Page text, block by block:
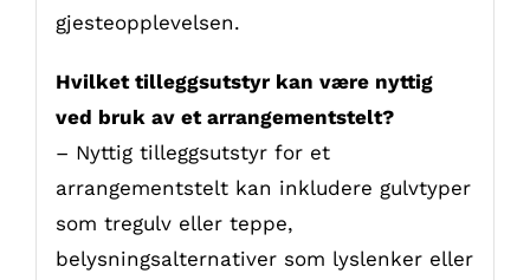
gjesteopplevelsen.
Hvilket tilleggsutstyr kan være nyttig
ved bruk av et arrangementstelt?
– Nyttig tilleggsutstyr for et
arrangementstelt kan inkludere gulvtyper
som tregulv eller teppe,
belysningsalternativer som lyslenker eller